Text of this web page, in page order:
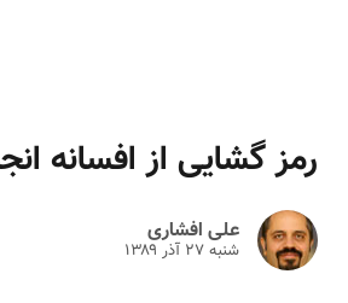
رمز گشایی از افسانه
علی افشاری
شنبه ۲۷ آذر ۱۳۸۹